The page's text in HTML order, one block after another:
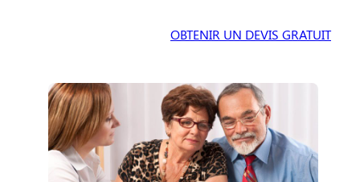
OBTENIR UN DEVIS GRATUIT